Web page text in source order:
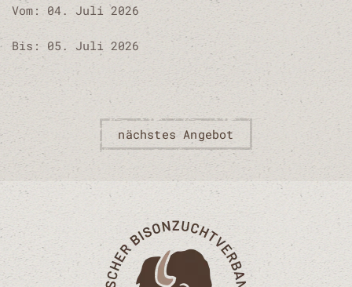
Vom: 04. Juli 2026
Bis: 05. Juli 2026
nächstes Angebot